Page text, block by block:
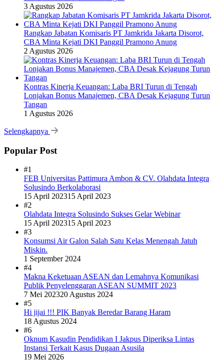
3 Agustus 2026
Rangkap Jabatan Komisaris PT Jamkrida Jakarta Disorot,
CBA Minta Kejati DKI Panggil Pramono Anung
2 Agustus 2026
Kontras Kinerja Keuangan: Laba BRI Turun di Tengah
Lonjakan Bonus Manajemen, CBA Desak Kejagung Turun
Tangan
1 Agustus 2026
Selengkapnya
Popular Post
#1
FEB Universitas Pattimura Ambon & CV. Olahdata Integra
Solusindo Berkolaborasi
15 April 202315 April 2023
#2
Olahdata Integra Solusindo Sukses Gelar Webinar
15 April 202315 April 2023
#3
Konsumsi Air Galon Salah Satu Kelas Menengah Jatuh
Miskin.
1 September 2024
#4
Makna Keketuaan ASEAN dan Lemahnya Komunikasi
Publik Penyelenggaran ASEAN SUMMIT 2023
7 Mei 202320 Agustus 2024
#5
Hi jijai !!! PIK Banyak Beredar Barang Haram
18 Agustus 2024
#6
Oknum Kasudin Pendidikan I Jakpus Diperiksa Lintas
Instansi Terkait Kasus Dugaan Asusila
19 Mei 2026